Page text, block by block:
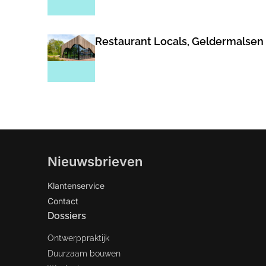
Restaurant Locals, Geldermalsen
Nieuwsbrieven
Klantenservice
Contact
Dossiers
Ontwerppraktijk
Duurzaam bouwen